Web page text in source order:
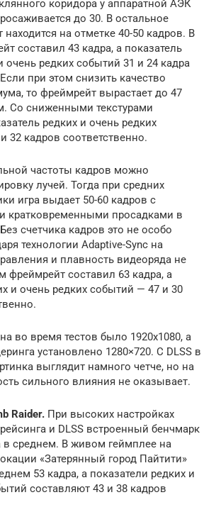
коридора у аппаратной АЭК
до 30. В остальное
на отметке 40-50 кадров. В
составил 43 кадра, а показатель
очень редких событий 31 и 24 кадра
при этом снизить качество
то фреймрейт вырастает до 47
Со сниженными текстурами
редких и очень редких
32 кадров соответственно.
частоты кадров можно
лучей. Тогда при средних
игра выдает 50-60 кадров с
кратковременными просадками в
счетчика кадров это не особо
технологии Adaptive-Sync на
и плавность видеоряда не
фреймрейт составил 63 кадра, а
и очень редких событий — 47 и 30
во время тестов было 1920х1080, а
установлено 1280×720. С DLSS в
выглядит намного четче, но на
сильного влияния не оказывает.
Raider. При высоких настройках
и DLSS встроенный бенчмарк
в среднем. В живом геймплее на
«Затерянный город Пайтити»
53 кадра, а показатели редких и
составляют 43 и 38 кадров